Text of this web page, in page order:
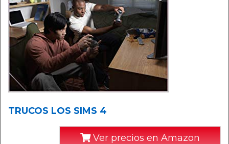
TRUCOS LOS SIMS 4
Ver precios en Amazon